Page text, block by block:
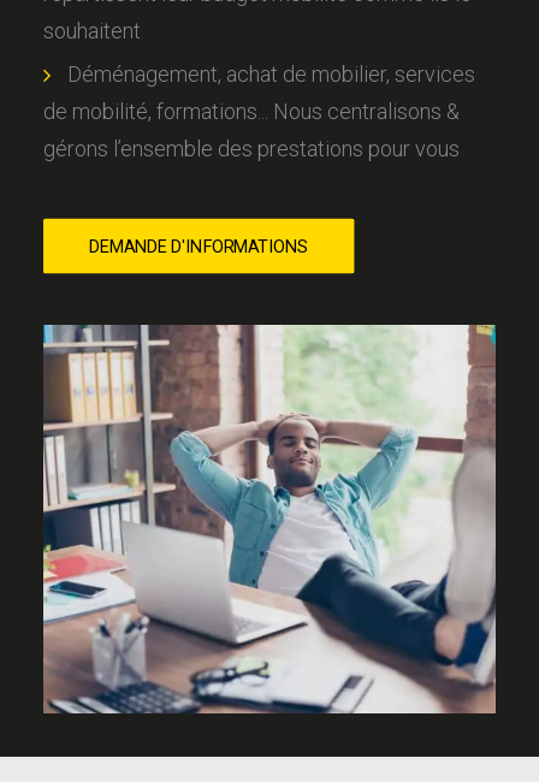
souhaitent
Déménagement, achat de mobilier, services
de mobilité, formations... Nous centralisons &
gérons l’ensemble des prestations pour vous
DEMANDE D'INFORMATIONS